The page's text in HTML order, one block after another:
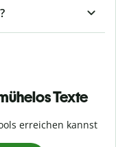
Texte
erreichen kannst